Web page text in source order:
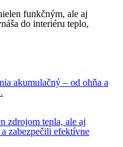
funkčným, ale aj
do interiéru teplo,
akumulačný – od ohňa a
zdrojom tepla, ale aj
zabezpečili efektívne